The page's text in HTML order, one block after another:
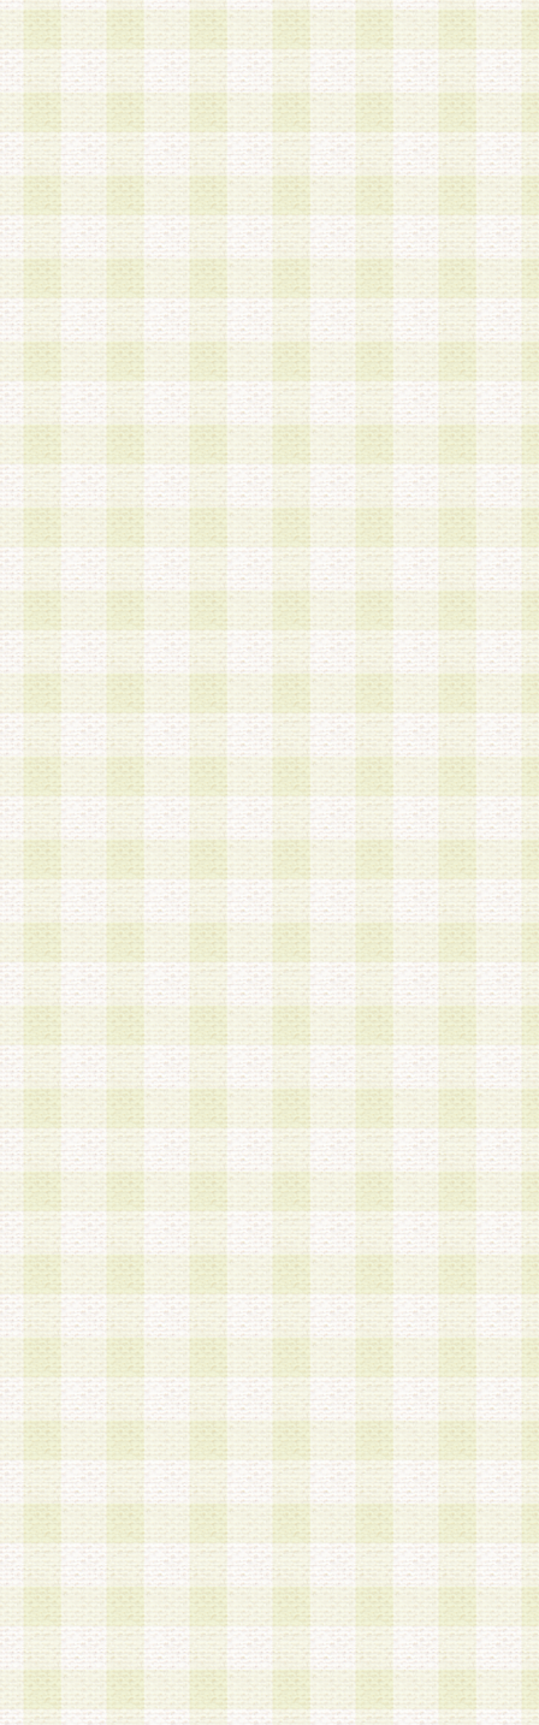
第4条 ログインIDおよびパスワードの管理
1.会員は、会員登録後、本サイト内にて本サービ
加する際には、前条に基づき当社から付与された
スワードを使用するものとします。
2.登録の際に当社が付与したログインIDおよびパ
の使用に関しては、全て会員本人がその責任を負
3.会員は、当社から付与されたログインIDおよび
貸与、名義変更、売買その他形態を問わず第三者
ならないものとします。
4.当社は、会員によるログインIDおよびパスワー
盗用など第三者の利用に伴う損害の発生について
き事由の有無、その他原因の如何を問わず、一切
のとします。
第5条 会員の登録情報
1.当社は、会員の登録情報に含まれる氏名・住所
アドレス等会員個人を識別できる情報を当社が別
シーポリシー
」に基づき適切に取り扱うものとし
は、当該個人情報を以下の各号に定める目的に利
す。なお、これら事項以外の目的で個人情報を利
かじめ会員の同意を得たうえで利用するものとし
a.本サービスの実施または運営
b.本サービスに係る謝礼、景品、調査サンプル品
c.会員からの電話、メール等の問い合わせなどへ
d.その他これらに付随する業務
2.当社は、会員個人を識別することのできる情報
会員情報を本人の承諾なく第三者に開示すること
人を識別できる情報について第三者に開示または
社は事前に会員本人の同意を得るものとします。
3.前項の定めに拘わらず、当社は、以下の目的に
意を 得ることなく、会員個人を識別できる情報
づき選定した委託業者に対して当社の責任におい
できるものとします。な お、当社は、当該委託
契約を締結しこれを遵守させるとともに、本規約
の注意をもって当該情報を使用させるものとし ま
a.本サービスに係る謝礼、景品、調査サンプル品
b.会員からの電話、メール等の問い合わせなどへ
c.モバイルリサーチ、またはグループ形式による
実施もしくは運営
d.その他これらに付随する業務
4.会員は、住所、電話番号その他の登録情報につ
合は、速やかに当社所定の変更手続きを行うもの
5.当社は、必要と認めた場合、会員に対して、電
手段により登録情報の対象者が会員登録者本人で
の内容が正確であること、アンケートの回答内容
うことができるものとます。
6.会員は、会員登録後当社が定期的に行う登録情
して、当社指定の期間内に更新手続きを行うもの
該期間内に更新手続きを行わない場合、その時点
発行したポイントは失効されるものとします。